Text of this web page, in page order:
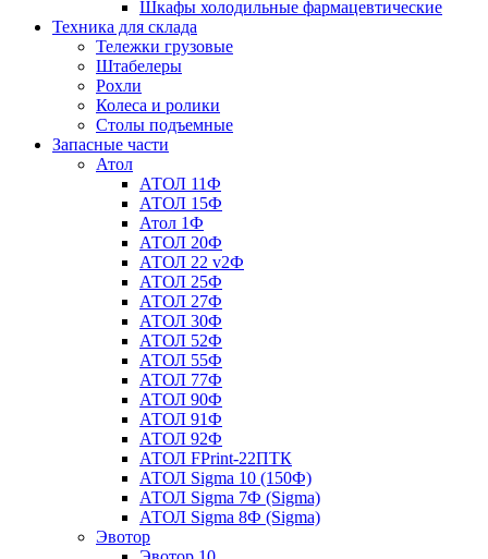
Шкафы холодильные фармацевтические
Техника для склада
Тележки грузовые
Штабелеры
Рохли
Колеса и ролики
Столы подъемные
Запасные части
Атол
АТОЛ 11Ф
АТОЛ 15Ф
Атол 1Ф
АТОЛ 20Ф
АТОЛ 22 v2Ф
АТОЛ 25Ф
АТОЛ 27Ф
АТОЛ 30Ф
АТОЛ 52Ф
АТОЛ 55Ф
АТОЛ 77Ф
АТОЛ 90Ф
АТОЛ 91Ф
АТОЛ 92Ф
АТОЛ FPrint-22ПТК
АТОЛ Sigma 10 (150Ф)
АТОЛ Sigma 7Ф (Sigma)
АТОЛ Sigma 8Ф (Sigma)
Эвотор